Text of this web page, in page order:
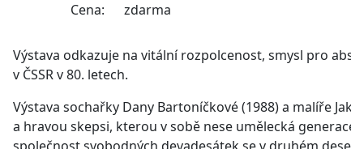
Cena:
zdarma
Výstava odkazuje na vitální rozpolcenost, smysl pro
v ČSSR v 80. letech.
Výstava sochařky Dany Bartoníčkové (1988) a malíře
a hravou skepsi, kterou v sobě nese umělecká